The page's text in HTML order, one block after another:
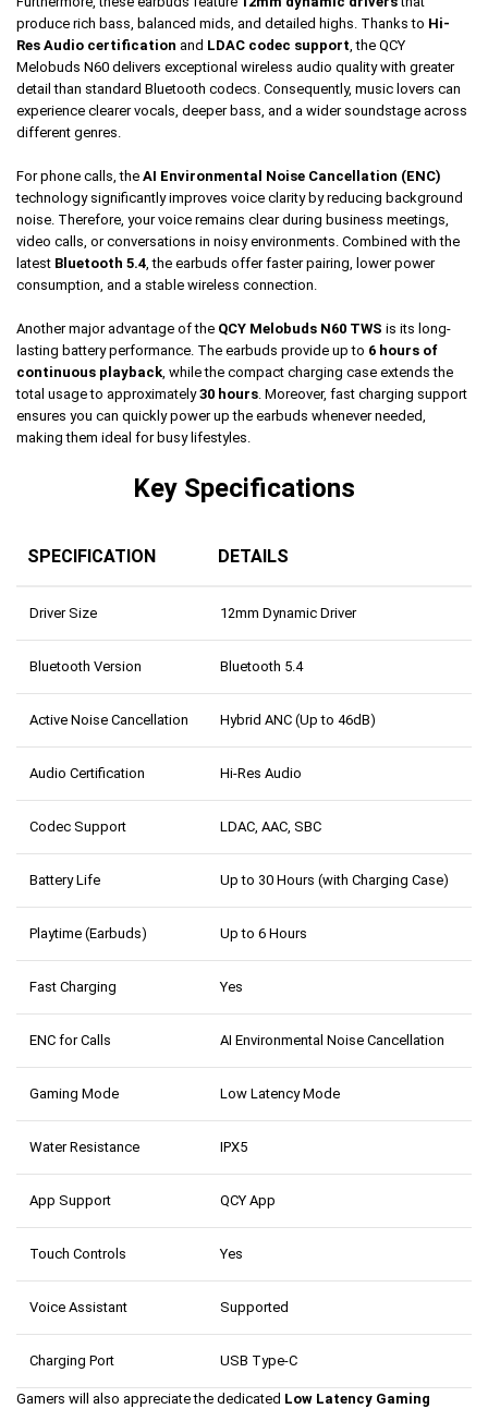
produce rich bass, balanced mids, and detailed highs. Thanks to Hi-
Res Audio certification and LDAC codec support, the QCY
Melobuds N60 delivers exceptional wireless audio quality with greater
detail than standard Bluetooth codecs. Consequently, music lovers can
experience clearer vocals, deeper bass, and a wider soundstage across
different genres.
For phone calls, the AI Environmental Noise Cancellation (ENC)
technology significantly improves voice clarity by reducing background
noise. Therefore, your voice remains clear during business meetings,
video calls, or conversations in noisy environments. Combined with the
latest Bluetooth 5.4, the earbuds offer faster pairing, lower power
consumption, and a stable wireless connection.
Another major advantage of the QCY Melobuds N60 TWS is its long-
lasting battery performance. The earbuds provide up to 6 hours of
continuous playback, while the compact charging case extends the
total usage to approximately30 hours. Moreover, fast charging support
ensures you can quickly power up the earbuds whenever needed,
making them ideal for busy lifestyles.
Key Specifications
SPECIFICATION DETAILS
Driver Size 12mm Dynamic Driver
Bluetooth Version Bluetooth 5.4
Active Noise Cancellation Hybrid ANC (Up to 46dB)
Audio Certification Hi-Res Audio
Codec Support LDAC, AAC, SBC
Battery Life Up to 30 Hours (with Charging Case)
Playtime (Earbuds) Up to 6 Hours
Fast Charging Yes
ENC for Calls AI Environmental Noise Cancellation
Gaming Mode Low Latency Mode
Water Resistance IPX5
App Support QCY App
Touch Controls Yes
Voice Assistant Supported
Charging Port USB Type-C
Gamers will also appreciate the dedicated Low Latency Gaming